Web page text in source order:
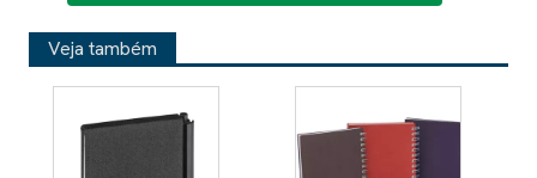
Veja também